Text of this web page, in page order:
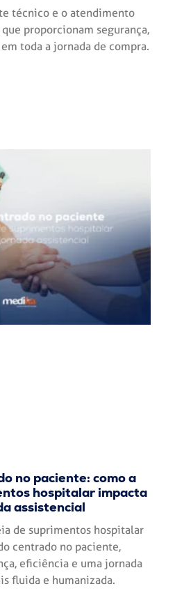
técnico e o atendimento
proporcionam segurança,
toda a jornada de compra.
no paciente: como a
hospitalar impacta
assistencial
de suprimentos hospitalar
centrado no paciente,
eficiência e uma jornada
fluida e humanizada.